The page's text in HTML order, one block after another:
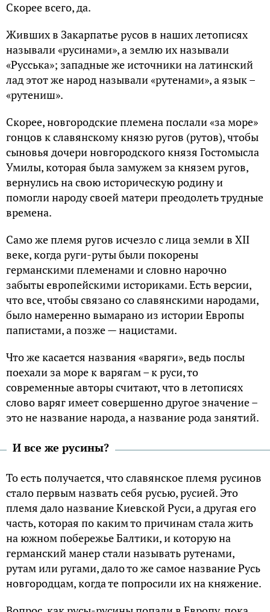
Скорее всего, да.
Живших в Закарпатье русов в наших летописях
называли «русинами», а землю их называли
«Русська»; западные же источники на латинский
лад этот же народ называли «рутенами», а язык –
«рутениш».
Скорее, новгородские племена послали «за море»
гонцов к славянскому князю ругов (рутов), чтобы
сыновья дочери новгородского князя Гостомысла
Умилы, которая была замужем за князем ругов,
вернулись на свою историческую родину и
помогли народу своей матери преодолеть трудные
времена.
Само же племя ругов исчезло с лица земли в XII
веке, когда руги-руты были покорены
германскими племенами и словно нарочно
забыты европейскими историками. Есть версии,
что все, чтобы связано со славянскими народами,
было намеренно вымарано из истории Европы
папистами, а позже — нацистами.
Что же касается названия «варяги», ведь послы
поехали за море к варягам – к руси, то
современные авторы считают, что в летописях
слово варяг имеет совершенно другое значение –
это не название народа, а название рода занятий.
И все же русины?
То есть получается, что славянское племя русинов
стало первым назвать себя русью, русией. Это
племя дало название Киевской Руси, а другая его
часть, которая по каким то причинам стала жить
на южном побережье Балтики, и которую на
германский манер стали называть рутенами,
рутам или ругами, дало то же самое название Русь
новгородцам, когда те попросили их на княжение.